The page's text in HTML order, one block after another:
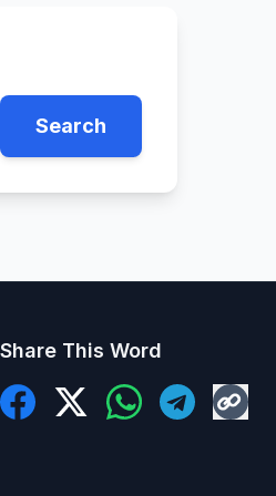
Search
Share This Word